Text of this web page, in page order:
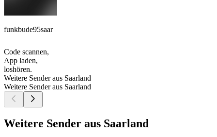
funkbude95saar
Code scannen,
App laden,
loshören.
Weitere Sender aus Saarland
Weitere Sender aus Saarland
Weitere Sender aus Saarland